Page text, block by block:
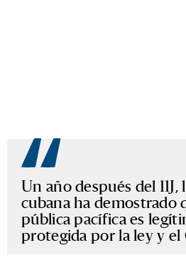
Un año después del 11J,
cubana ha demostrado
pública pacífica es
protegida por la ley y el